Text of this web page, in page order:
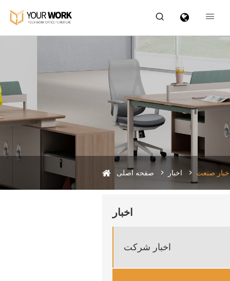
 
صفحه اصلی اخبار صنعت
اخبار
اخبار شرکت